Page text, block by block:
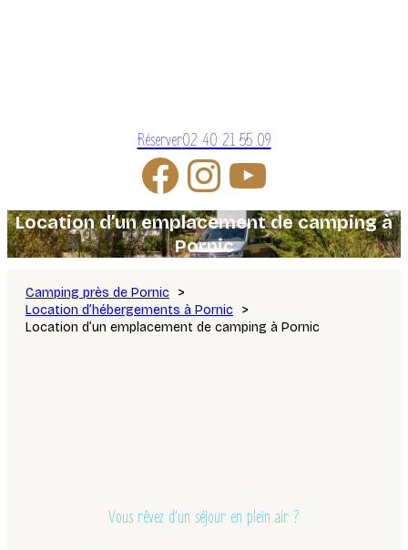
Réserver02 40 21 55 09
Location d’un emplacement de camping à
Pornic
Camping près de Pornic
Location d’hébergements à Pornic
Location d’un emplacement de camping à Pornic
Vous rêvez d’un séjour en plein air ?